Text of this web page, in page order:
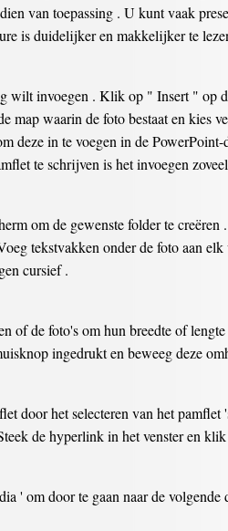
van toepassing . U kunt vaak
is duidelijker en makkelijker te
wilt invoegen . Klik op " Insert " op
map waarin de foto bestaat en kies
deze in te voegen in de
te schrijven is het invoegen
om de gewenste folder te
tekstvakken onder de foto aan
cursief .
of de foto's om hun breedte of
ingedrukt en beweeg deze
door het selecteren van het
de hyperlink in het venster en
' om door te gaan naar de volgende